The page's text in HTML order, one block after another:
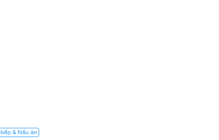
& Nấu ăn